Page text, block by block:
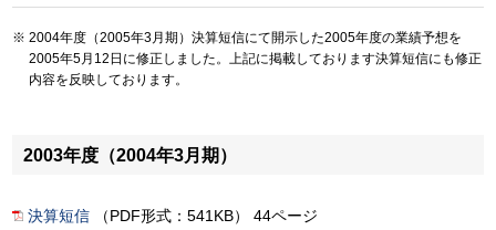
2004年度（2005年3月期）決算短信にて開示した2005年度の業績予想を
2005年5月12日に修正しました。上記に掲載しております決算短信にも修正
内容を反映しております。
2003年度（2004年3月期）
決算短信 （PDF形式：541KB） 44ページ